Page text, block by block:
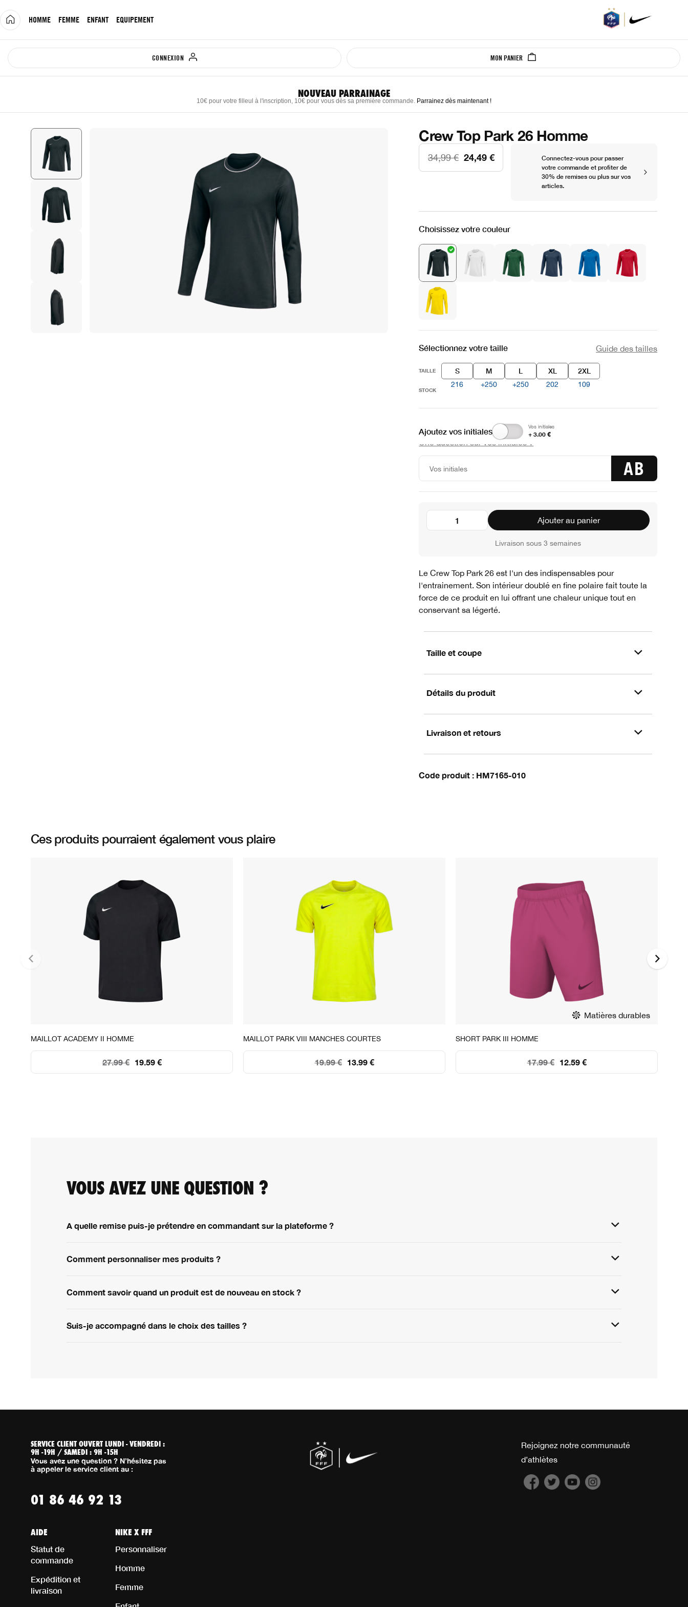
au
contenu
HOMME FEMME ENFANT EQUIPEMENT
CONNEXION MON PANIER
NOUVEAU PARRAINAGE
10€ pour votre filleul à l'inscription, 10€ pour vous dès sa première commande. Parrainez dès maintenant !
Crew Top Park 26 Homme
24,49 €
34,99 €
Connectez-vous pour passer
votre commande et profiter de
30% de remises ou plus sur vos
articles.
Choisissez votre couleur
Sélectionnez votre taille Guide des tailles
TAILLE
STOCK
S
216
M
+250
L
+250
XL
202
2XL
109
Ajoutez vos initiales Vos initiales
+ 3.00 €
Une question sur vos initiales ?
AB
Ajouter au panier
Livraison sous 3 semaines
Le Crew Top Park 26 est l'un des indispensables pour
l'entrainement. Son intérieur doublé en fine polaire fait toute la
force de ce produit en lui offrant une chaleur unique tout en
conservant sa légerté.
Taille et coupe
Détails du produit
Livraison et retours
Code produit HM7165-010
Ces produits pourraient également vous plaire
181
MAILLOT ACADEMY II HOMME
19.59 €
27.99 € 182
MAILLOT PARK VIII MANCHES COURTES
13.99 €
19.99 €
Matières durables
SHORT PARK III HOMME
12.59 €
17.99 €
VOUS AVEZ UNE QUESTION ?
A quelle remise puis-je prétendre en commandant sur la plateforme ?
Comment personnaliser mes produits ?
Comment savoir quand un produit est de nouveau en stock ?
Suis-je accompagné dans le choix des tailles ?
SERVICE CLIENT OUVERT LUNDI - VENDREDI :
9H -19H / SAMEDI : 9H -15H
Vous avez une question ? N’hésitez pas
à appeler le service client au :
01 86 46 92 13
AIDE
Statut de
commande
Expédition et
livraison
NIKE X FFF
Personnaliser
Homme
Femme
Rejoignez notre communauté
d’athlètes